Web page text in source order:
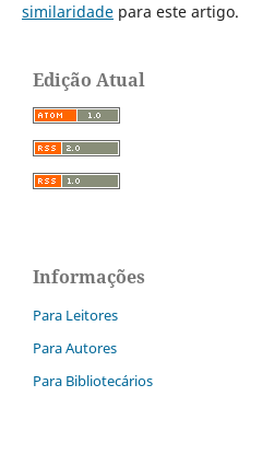
similaridadepara este artigo.
Edição Atual
Informações
Para Leitores
Para Autores
Para Bibliotecários